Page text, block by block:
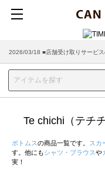
2026/03/18 ■店舗受け取りサービス
Te chichi（テチ
ボトムスの商品一覧です。 スカ
す。他にもシャツ・ブラウスや
実！